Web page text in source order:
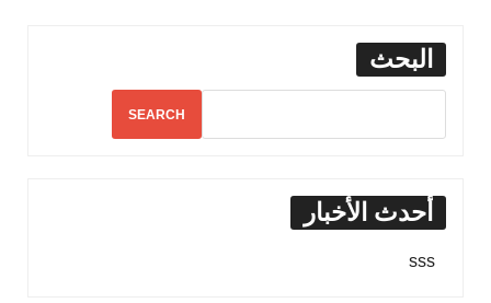
البحث
SEARCH
أحدث الأخبار
sss